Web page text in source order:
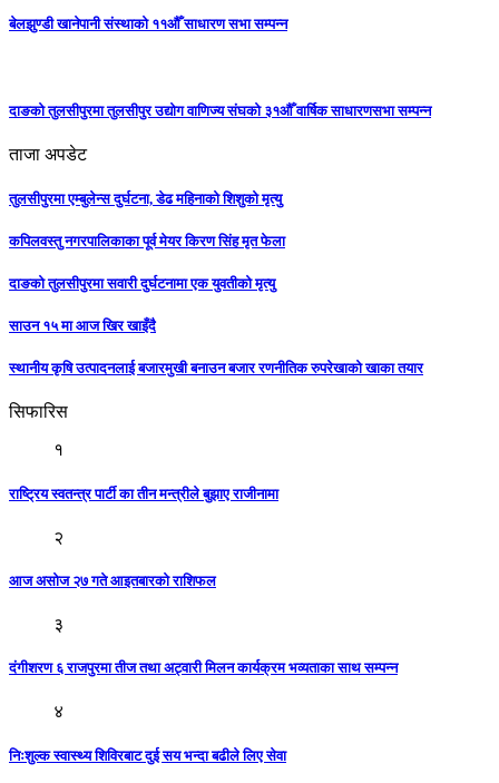
बेलझुण्डी खानेपानी संस्थाको ११औँ साधारण सभा सम्पन्न
दाङको तुलसीपुरमा तुलसीपुर उद्योग वाणिज्य संघको ३१औँ वार्षिक साधारणसभा सम्पन्न
ताजा अपडेट
तुलसीपुरमा एम्बुलेन्स दुर्घटना, डेढ महिनाको शिशुको मृत्यु
कपिलवस्तु नगरपालिकाका पूर्व मेयर किरण सिंह मृत फेला
दाङको तुलसीपुरमा सवारी दुर्घटनामा एक युवतीको मृत्यु
साउन १५ मा आज खिर खाइँदै
स्थानीय कृषि उत्पादनलाई बजारमुखी बनाउन बजार रणनीतिक रुपरेखाको खाका तयार
सिफारिस
१
राष्ट्रिय स्वतन्त्र पार्टी का तीन मन्त्रीले बुझाए राजीनामा
२
आज असोज २७ गते आइतबारकाे राशिफल
३
दंगीशरण ६ राजपुरमा तीज तथा अट्वारी मिलन कार्यक्रम भव्यताका साथ सम्पन्न
४
निःशुल्क स्वास्थ्य शिविरबाट दुई सय भन्दा बढीले लिए सेवा